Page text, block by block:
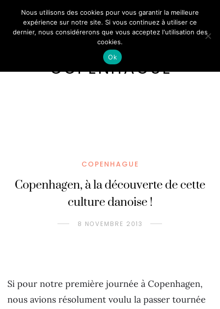
COPENHAGUE
COPENHAGUE
Copenhagen, à la découverte de cette
culture danoise !
8 NOVEMBRE 2013
Si pour notre première journée à Copenhagen,
nous avions résolument voulu la passer tournée
Nous utilisons des cookies pour vous garantir la meilleure
expérience sur notre site. Si vous continuez à utiliser ce
dernier, nous considérerons que vous acceptez l'utilisation des
cookies.
Ok